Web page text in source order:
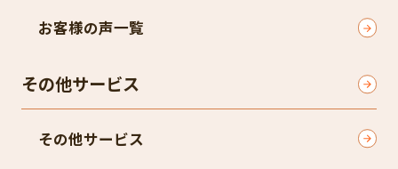
お客様の声一覧
その他サービス
その他サービス